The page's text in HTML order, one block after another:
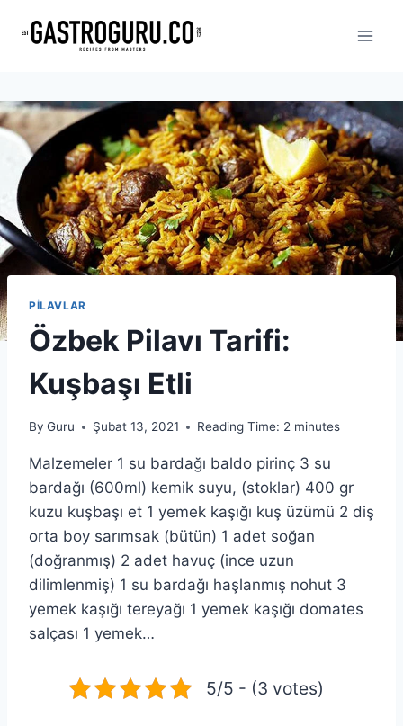
PILAVLAR
Özbek Pilavı Tarifi:
Kuşbaşı Etli
By Guru Şubat 13, 2021 Reading Time: 2 minutes
Malzemeler 1 su bardağı baldo pirinç 3 su
bardağı (600ml) kemik suyu, (stoklar) 400 gr
kuzu kuşbaşı et 1 yemek kaşığı kuş üzümü 2 diş
orta boy sarımsak (bütün) 1 adet soğan
(doğranmış) 2 adet havuç (ince uzun
dilimlenmiş) 1 su bardağı haşlanmış nohut 3
yemek kaşığı tereyağı 1 yemek kaşığı domates
salçası 1 yemek…
5/5 - (3 votes)